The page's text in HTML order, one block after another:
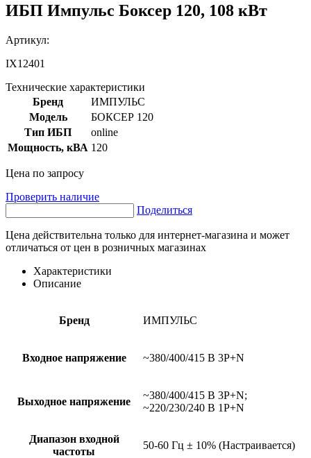
ИБП Импульс Боксер 120, 108 кВт
Артикул:
IX12401
Технические характеристики
Бренд
ИМПУЛЬС
Модель
БОКСЕР 120
Тип ИБП
online
Мощность, кВА 120
Цена по запросу
Проверить наличие
Поделиться
Цена действительна только для интернет-магазина и может
отличаться от цен в розничных магазинах
Характеристики
Описание
Бренд ИМПУЛЬС
Входное напряжение ~380/400/415 В 3P+N
Выходное напряжение
~380/400/415 В 3P+N;
~220/230/240 В 1P+N
Диапазон входной
частоты
50-60 Гц ± 10% (Настраивается)